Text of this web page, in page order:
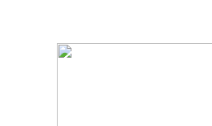
Bildergalerie überspringen